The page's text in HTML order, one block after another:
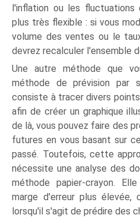
l'inflation ou les fluctuations
plus très flexible : si vous
volume des ventes ou le
devrez recalculer l'ensemble
Une autre méthode que
méthode de prévision par
consiste à tracer divers
afin de créer un graphique
de là, vous pouvez faire des
futures en vous basant sur
passé. Toutefois, cette
nécessite une analyse des
méthode papier-crayon.
marge d'erreur plus
lorsqu'il s'agit de prédire des